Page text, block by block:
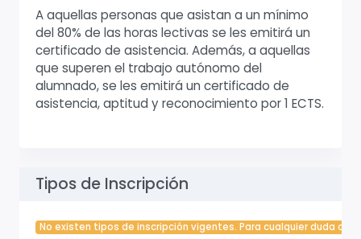
A aquellas personas que asistan a un mínimo
del 80% de las horas lectivas se les emitirá un
certificado de asistencia. Además, a aquellas
que superen el trabajo autónomo del
alumnado, se les emitirá un certificado de
asistencia, aptitud y reconocimiento por 1 ECTS.
Tipos de Inscripción
No existen tipos de inscripción vigentes. Para cualquier duda